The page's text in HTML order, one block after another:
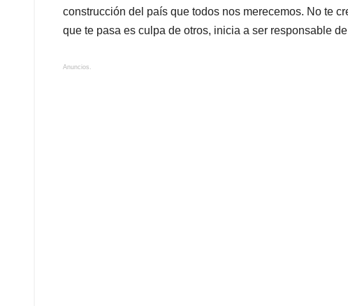
construcción del país que todos nos merecemos. No te
que te pasa es culpa de otros, inicia a ser responsable
Anuncios.